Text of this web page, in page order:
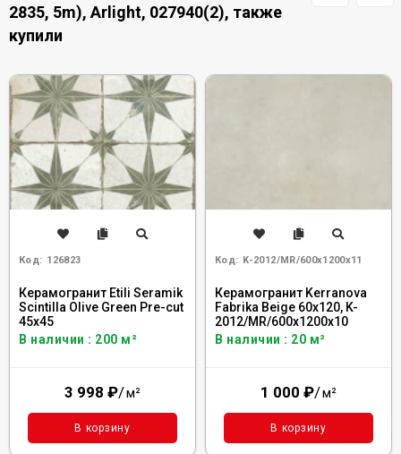
2835, 5m), Arlight, 027940(2), также
купили
Код: 126823
Керамогранит Etili Seramik
Scintilla Olive Green Pre-cut
45x45
В наличии : 200 м²
3 998 ₽/м²
В корзину
Код: K-2012/MR/600x1200x11
Керамогранит Kerranova
Fabrika Beige 60x120, K-
2012/MR/600x1200x10
В наличии : 20 м²
1 000 ₽/м²
В корзину